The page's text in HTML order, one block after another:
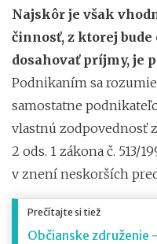
Najskôr je však
činnosť, z ktorej
dosahovať príjmy, je
Podnikaním sa
samostatne
vlastnú zodpovednosť
2 ods. 1 zákona č. 513/
v znení neskorších
Prečítajte si tiež
Občianske združenie